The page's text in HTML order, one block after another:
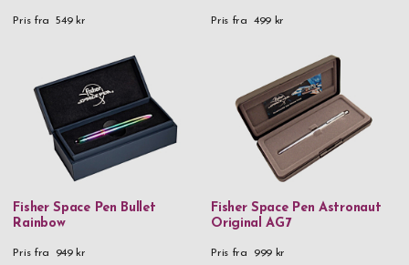
Pris fra 549 kr Pris fra 499 kr
Fisher Space Pen Bullet
Rainbow
Pris fra 949 kr
Fisher Space Pen Astronaut
Original AG7
Pris fra 999 kr